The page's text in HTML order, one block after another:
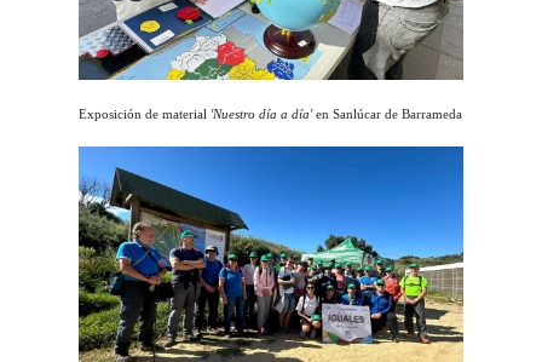
Exposición de material 'Nuestro día a día'en Sanlúcar de Barrameda